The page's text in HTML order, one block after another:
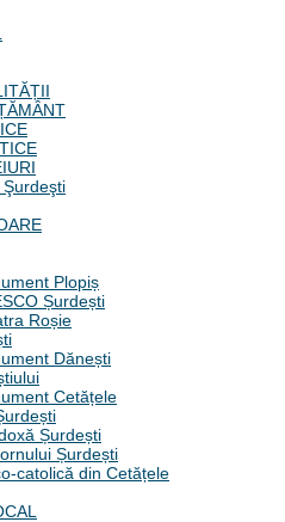
Plopiș
Șurdești
Roșie
Dănești
Cetățele
Șurdești
Șurdești
catolică din Cetățele